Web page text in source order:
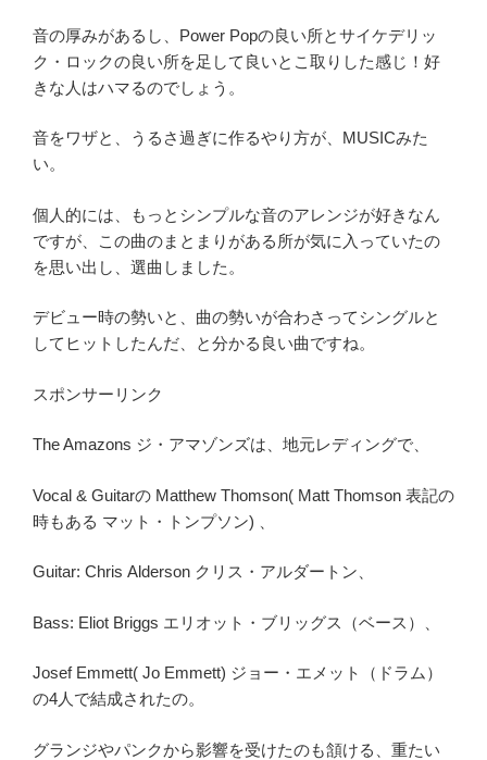
音の厚みがあるし、Power Popの良い所とサイケデリッ
ク・ロックの良い所を足して良いとこ取りした感じ！好
きな人はハマるのでしょう。
音をワザと、うるさ過ぎに作るやり方が、MUSICみた
い。
個人的には、もっとシンプルな音のアレンジが好きなん
ですが、この曲のまとまりがある所が気に入っていたの
を思い出し、選曲しました。
デビュー時の勢いと、曲の勢いが合わさってシングルと
してヒットしたんだ、と分かる良い曲ですね。
スポンサーリンク
The Amazons ジ・アマゾンズは、地元レディングで、
Vocal & Guitarの Matthew Thomson( Matt Thomson 表記の
時もある マット・トンプソン) 、
Guitar: Chris Alderson クリス・アルダートン、
Bass: Eliot Briggs エリオット・ブリッグス（ベース）、
Josef Emmett( Jo Emmett) ジョー・エメット（ドラム）
の4人で結成されたの。
グランジやパンクから影響を受けたのも頷ける、重たい